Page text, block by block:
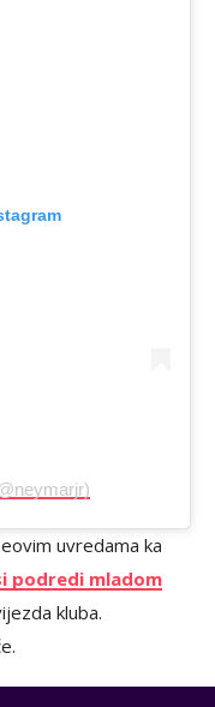
uvredama ka
podredi mladom
kluba.